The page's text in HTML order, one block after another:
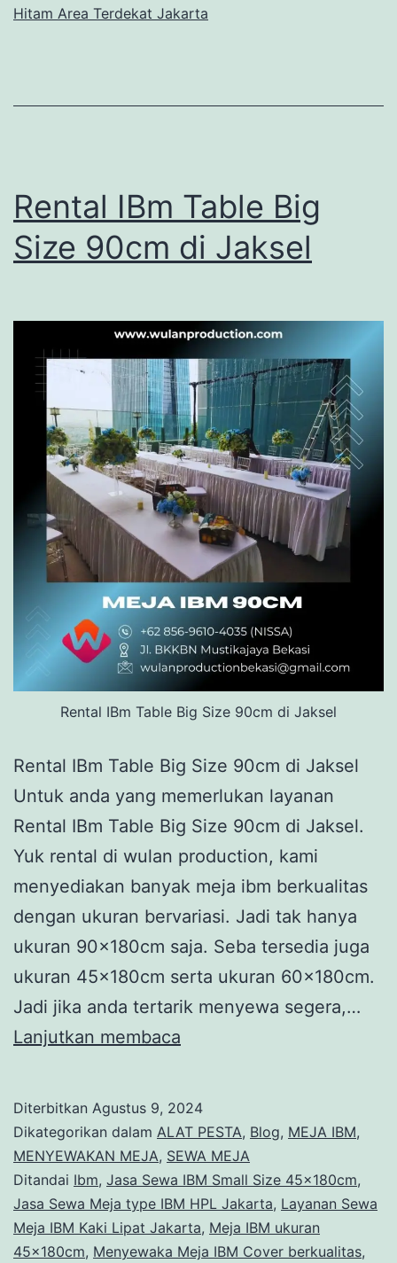
Hitam Area Terdekat Jakarta
Rental IBm Table Big
Size 90cm di Jaksel
Rental IBm Table Big Size 90cm di Jaksel
Rental IBm Table Big Size 90cm di Jaksel
Untuk anda yang memerlukan layanan
Rental IBm Table Big Size 90cm di Jaksel.
Yuk rental di wulan production, kami
menyediakan banyak meja ibm berkualitas
dengan ukuran bervariasi. Jadi tak hanya
ukuran 90x180cm saja. Seba tersedia juga
ukuran 45x180cm serta ukuran 60x180cm.
Jadi jika anda tertarik menyewa segera,…
Lanjutkan membaca
Big
Size
90cm
di
Jaksel
Diterbitkan Agustus 9, 2024
Dikategorikan dalam ALAT PESTA, Blog, MEJA IBM,
MENYEWAKAN MEJA, SEWA MEJA
Ditandai Ibm, Jasa Sewa IBM Small Size 45x180cm,
Jasa Sewa Meja type IBM HPL Jakarta, Layanan Sewa
Meja IBM Kaki Lipat Jakarta, Meja IBM ukuran
45x180cm, Menyewaka Meja IBM Cover berkualitas,